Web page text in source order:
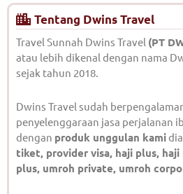
Tentang Dwins Travel
Travel Sunnah Dwins Travel (PT
atau lebih dikenal dengan nama
sejak tahun 2018.
Dwins Travel sudah
penyelenggaraan jasa perjalanan
dengan produk unggulan kami
tiket, provider visa, haji plus,
plus, umroh private, umroh